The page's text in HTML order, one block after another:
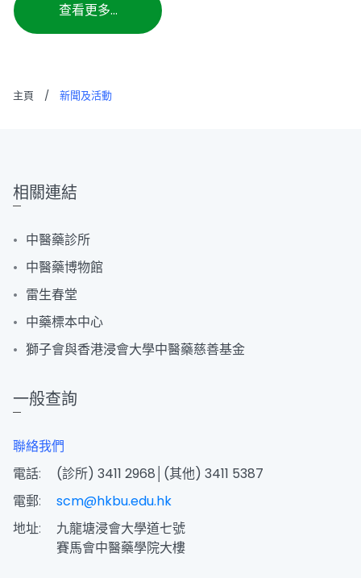
查看更多...
主頁 / 新聞及活動
相關連結
中醫藥診所
中醫藥博物館
雷生春堂
中藥標本中心
獅子會與香港浸會大學中醫藥慈善基金
一般查詢
聯絡我們
電話:
(診所) 3411 2968│(其他) 3411 5387
電郵:
scm@hkbu.edu.hk
地址:
九龍塘浸會大學道七號
賽馬會中醫藥學院大樓